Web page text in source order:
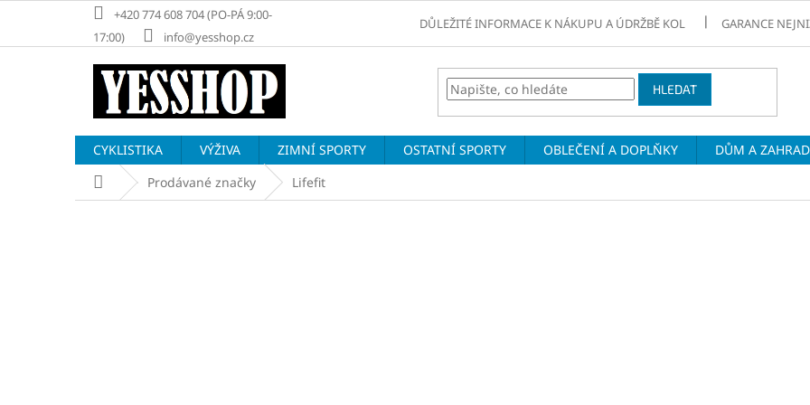
obsah
+420 774 608 704 (PO-PÁ 9:00-
17:00)
info@yesshop.cz
DŮLEŽITÉ INFORMACE K NÁKUPU A ÚDRŽBĚ KOL GARANCE
HLEDAT
CYKLISTIKA VÝŽIVA ZIMNÍ SPORTY OSTATNÍ SPORTY OBLEČENÍ A DOPLŇKY DŮM A
Domů Prodávané značky Lifefit